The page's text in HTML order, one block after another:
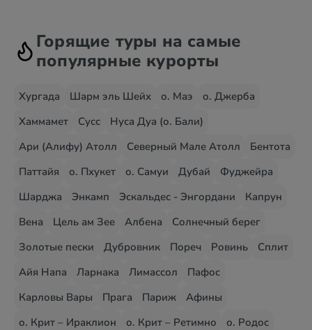
Горящие туры на самые
популярные курорты
Хургада Шарм эль Шейх о. Маэ
о. Джерба
Хаммамет
Сусс
Нуса Дуа (о. Бали)
Ари (Алифу) Атолл
Северный Мале Атолл
Бентота
Паттайя
о. Пхукет о. Самуи Дубай
Фуджейра
Шарджа
Энкамп Эскальдес - Энгордани
Капрун
Вена
Цель ам Зее Албена
Солнечный берег
Золотые пески
Дубровник Пореч Ровинь
Сплит
Айя Напа
Ларнака Лимассол
Пафос
Карловы Вары
Прага Париж
Афины
о. Крит – Ираклион
о. Крит – Ретимно
о. Родос